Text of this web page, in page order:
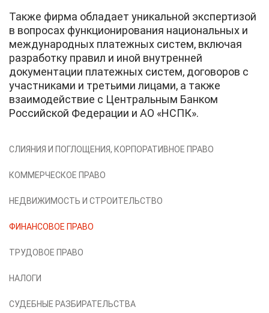
СЛИЯНИЯ И ПОГЛОЩЕНИЯ, КОРПОРАТИВНОЕ ПРАВО
КОММЕРЧЕСКОЕ ПРАВО
НЕДВИЖИМОСТЬ И СТРОИТЕЛЬСТВО
ФИНАНСОВОЕ ПРАВО
ТРУДОВОЕ ПРАВО
НАЛОГИ
СУДЕБНЫЕ РАЗБИРАТЕЛЬСТВА
Также фирма обладает уникальной экспертизой
в вопросах функционирования национальных и
международных платежных систем, включая
разработку правил и иной внутренней
документации платежных систем, договоров с
участниками и третьими лицами, а также
взаимодействие с Центральным Банком
Российской Федерации и АО «НСПК».